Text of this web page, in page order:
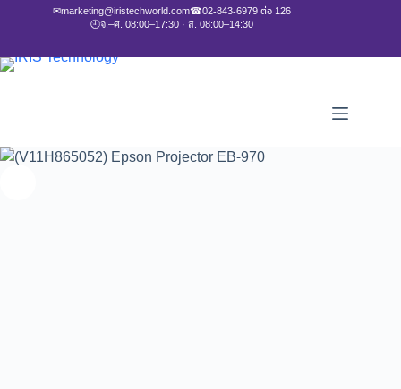
✉marketing@iristechworld.com☎02-843-6979 ต่อ 126
🕘จ.–ศ. 08:00–17:30 · ส. 08:00–14:30